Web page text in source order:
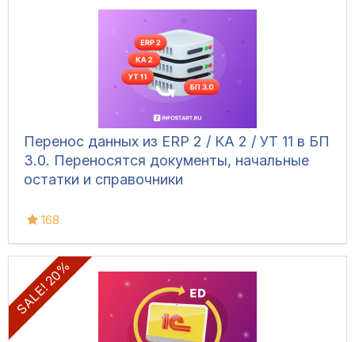
Перенос данных из ERP 2 / КА 2 / УТ 11 в БП
3.0. Переносятся документы, начальные
остатки и справочники
168
SALE! 20%